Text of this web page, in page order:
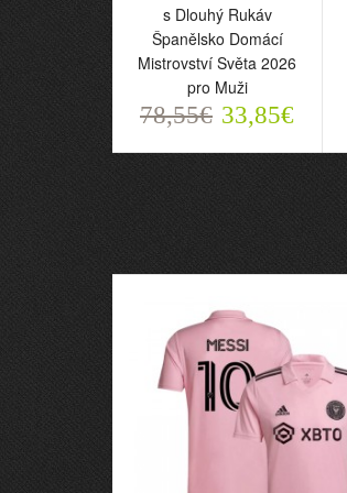
s Dlouhý Rukáv
Španělsko Domácí
Mistrovství Světa 2026
pro Muži
78,55€ 33,85€